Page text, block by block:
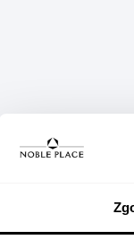
TAG Heuer
Balance, powstał